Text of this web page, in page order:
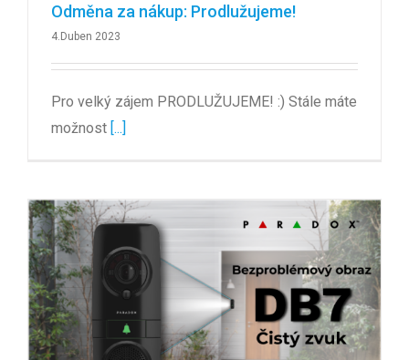
Odměna za nákup: Prodlužujeme!
4.Duben 2023
Pro velký zájem PRODLUŽUJEME! :) Stále máte
možnost [...]